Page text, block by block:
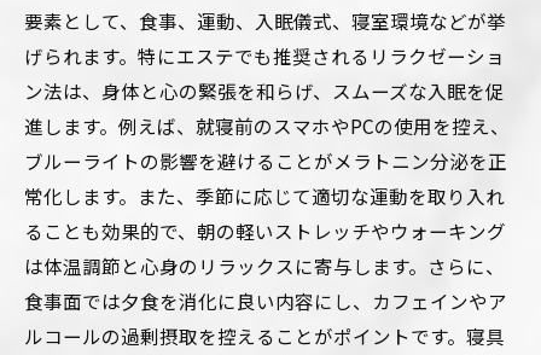
要素として、食事、運動、入眠儀式、寝室環境などが挙
げられます。特にエステでも推奨されるリラクゼーショ
ン法は、身体と心の緊張を和らげ、スムーズな入眠を促
進します。例えば、就寝前のスマホやPCの使用を控え、
ブルーライトの影響を避けることがメラトニン分泌を正
常化します。また、季節に応じて適切な運動を取り入れ
ることも効果的で、朝の軽いストレッチやウォーキング
は体温調節と心身のリラックスに寄与します。さらに、
食事面では夕食を消化に良い内容にし、カフェインやア
ルコールの過剰摂取を控えることがポイントです。寝具